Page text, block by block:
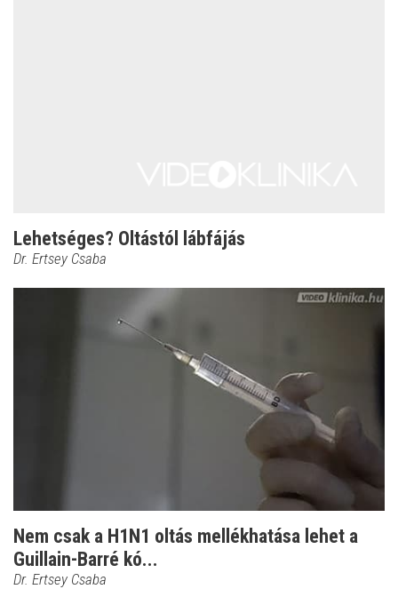
Lehetséges? Oltástól lábfájás
Dr. Ertsey Csaba
Nem csak a H1N1 oltás mellékhatása lehet a
Guillain-Barré kó...
Dr. Ertsey Csaba